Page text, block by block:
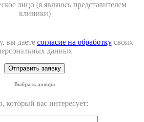
лицо (я являюсь представителем
клиники)
вы даете согласие на обработкусвоих
данных
Выбрать донора
который вас интересует: